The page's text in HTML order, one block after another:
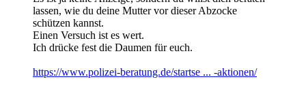
lassen, wie du deine Mutter vor dieser Abzocke
schützen kannst.
Einen Versuch ist es wert.
Ich drücke fest die Daumen für euch.
https://www.polizei-beratung.de/startse ... -aktionen/